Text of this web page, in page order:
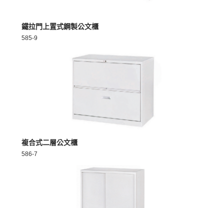
鐵拉門上置式鋼製公文櫃
585-9
複合式二層公文櫃
586-7